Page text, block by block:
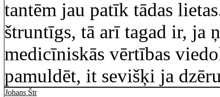
tantēm jau patīk tādas
štruntīgs, tā arī tagad ir, ja
medicīniskās vērtības
pamuldēt, it sevišķi ja
Johans Štr